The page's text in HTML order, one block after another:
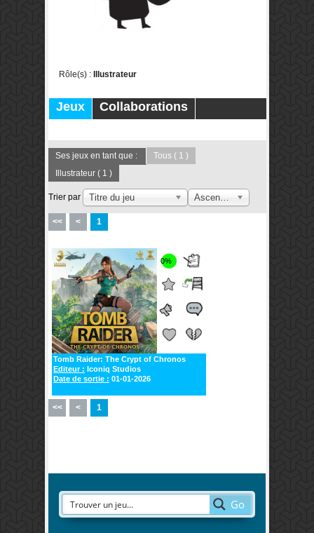
Rôle(s) : Illustrateur
Jeux
Collaborations
Ses jeux en tant que : Tous ( 1 )
Illustrateur ( 1 )
Trier par Titre du jeu
<< < 1
0%
Tomb Raider: The Crypt of Chronos
Editeur : Iconiq Studios
Date de sortie : 01-01-2026
<< < 1
Go